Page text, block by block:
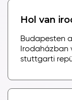
Hol van
Budapesten
Irodaházban
stuttgarti